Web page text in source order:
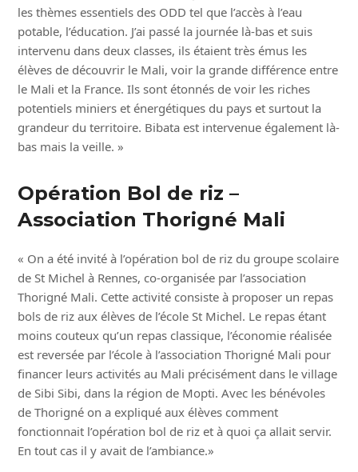
les thèmes essentiels des ODD tel que l’accès à l’eau
potable, l’éducation. J’ai passé la journée là-bas et suis
intervenu dans deux classes, ils étaient très émus les
élèves de découvrir le Mali, voir la grande différence entre
le Mali et la France. Ils sont étonnés de voir les riches
potentiels miniers et énergétiques du pays et surtout la
grandeur du territoire. Bibata est intervenue également là-
bas mais la veille. »
Opération Bol de riz –
Association Thorigné Mali
« On a été invité à l’opération bol de riz du groupe scolaire
de St Michel à Rennes, co-organisée par l’association
Thorigné Mali. Cette activité consiste à proposer un repas
bols de riz aux élèves de l’école St Michel. Le repas étant
moins couteux qu’un repas classique, l’économie réalisée
est reversée par l’école à l’association Thorigné Mali pour
financer leurs activités au Mali précisément dans le village
de Sibi Sibi, dans la région de Mopti. Avec les bénévoles
de Thorigné on a expliqué aux élèves comment
fonctionnait l’opération bol de riz et à quoi ça allait servir.
En tout cas il y avait de l’ambiance.»